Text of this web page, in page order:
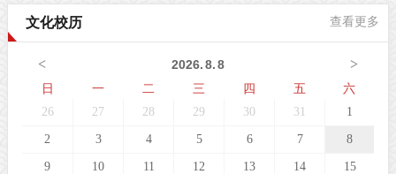
受激拉曼散射（SRS）成像原理，创新性融合快速组织透明化技
术与无监督学习图像生成算法，解决了三维病理成像周期漫长的
文化校历 查看更多
< >
2026.8.8
日
一 二 三 四 五 六
26 27 28 29 30 31 1
2 3 4 5 6 7 8
9 10 11 12 13 14 15